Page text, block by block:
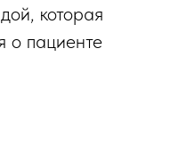
которая
о пациенте